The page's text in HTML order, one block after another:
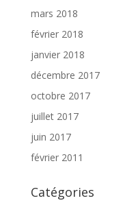
mars 2018
février 2018
janvier 2018
décembre 2017
octobre 2017
juillet 2017
juin 2017
février 2011
Catégories